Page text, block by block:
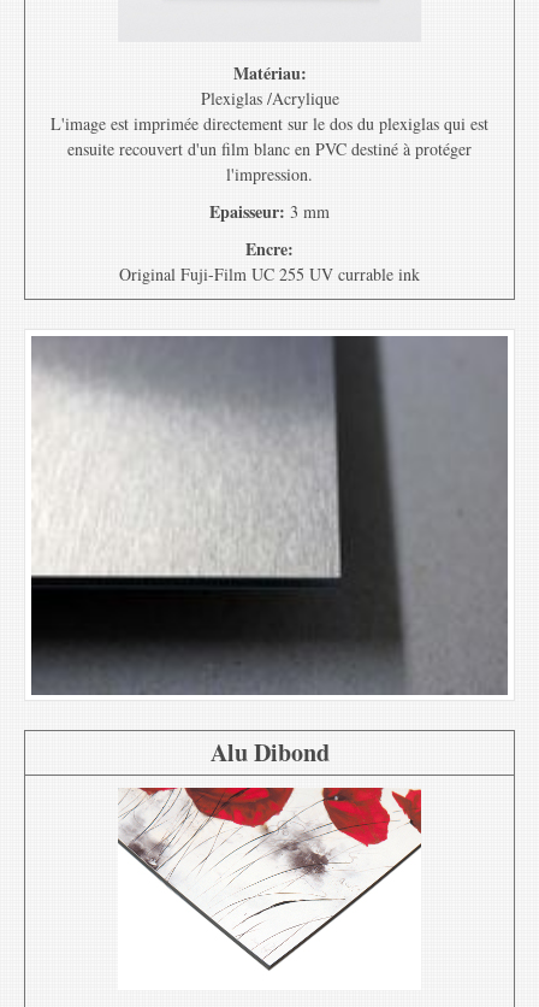
Matériau:
Plexiglas /Acrylique
L'image est imprimée directement sur le dos du plexiglas qui est
ensuite recouvert d'un film blanc en PVC destiné à protéger
l'impression.
Epaisseur: 3 mm
Encre:
Original Fuji-Film UC 255 UV currable ink
Alu Dibond